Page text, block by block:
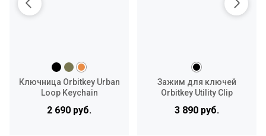
Ключница Orbitkey Urban
Loop Keychain
2 690 руб.
Зажим для ключей
Orbitkey Utility Clip
3 890 руб.